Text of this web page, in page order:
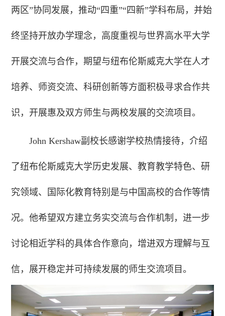
两区”协同发展，推动“四重”“四新”学科布局，并始
终坚持开放办学理念，高度重视与世界高水平大学
开展交流与合作，期望与纽布伦斯威克大学在人才
培养、师资交流、科研创新等方面积极寻求合作共
识，开展惠及双方师生与两校发展的交流项目。
John Kershaw副校长感谢学校热情接待，介绍
了纽布伦斯威克大学历史发展、教育教学特色、研
究领域、国际化教育特别是与中国高校的合作等情
况。他希望双方建立务实交流与合作机制，进一步
讨论相近学科的具体合作意向，增进双方理解与互
信，展开稳定并可持续发展的师生交流项目。